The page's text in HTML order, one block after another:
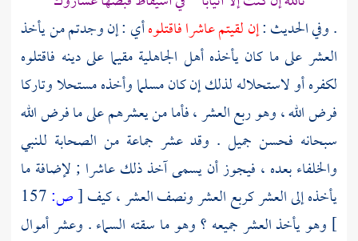
. وفي الحديث :إن لقيتم عاشرا فاقتلوهأي : إن وجدتم من يأخذ
العشر على ما كان يأخذه أهل الجاهلية مقيما على دينه فاقتلوه
لكفره أو لاستحلاله لذلك إن كان مسلما وأخذه مستحلا وتاركا
فرض الله ، وهو ربع العشر ، فأما من يعشرهم على ما فرض الله
سبحانه فحسن جميل . وقد عشر جماعة من الصحابة للنبي
والخلفاء بعده ، فيجوز أن يسمى آخذ ذلك عاشرا ; لإضافة ما
يأخذه إلى العشر كربع العشر ونصف العشر ، كيف[ص:157
] وهو يأخذ العشر جميعه ؟ وهو ما سقته السماء . وعشر أموال